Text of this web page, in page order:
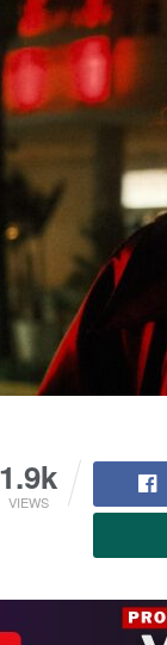
1.9k
VIEWS